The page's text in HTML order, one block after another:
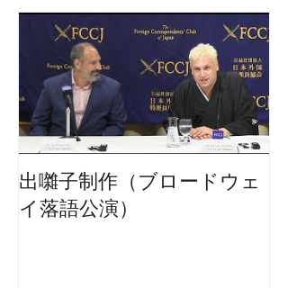
出囃子制作（ブロードウェ
イ落語公演）